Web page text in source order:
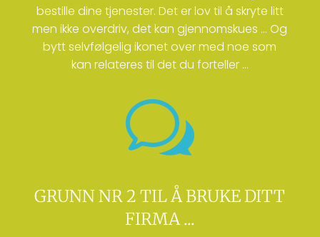
bestille dine tjenester. Det er lov til å skryte litt
men ikke overdriv, det kan gjennomskues … Og
bytt selvfølgelig ikonet over med noe som
kan relateres til det du forteller …
w
GRUNN NR 2 TIL Å BRUKE DITT
FIRMA ...